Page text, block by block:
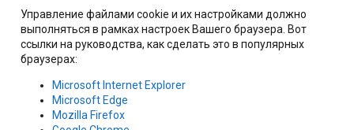
Управление файлами cookie и их настройками должно
выполняться в рамках настроек Вашего браузера. Вот
ссылки на руководства, как сделать это в популярных
браузерах:
Microsoft Internet Explorer
Microsoft Edge
Mozilla Firefox